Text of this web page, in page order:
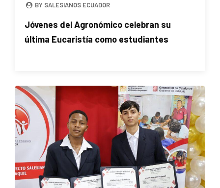
BY SALESIANOS ECUADOR
Jóvenes del Agronómico celebran su
última Eucaristía como estudiantes